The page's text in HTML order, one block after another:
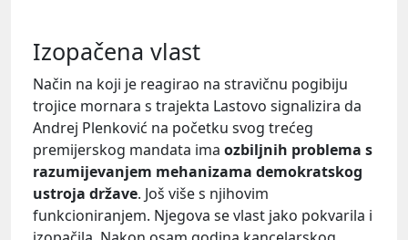
Izopačena vlast
Način na koji je reagirao na stravičnu pogibiju
trojice mornara s trajekta Lastovo signalizira da
Andrej Plenković na početku svog trećeg
premijerskog mandata ima ozbiljnih problema s
razumijevanjem mehanizama demokratskog
ustroja države. Još više s njihovim
funkcioniranjem. Njegova se vlast jako pokvarila i